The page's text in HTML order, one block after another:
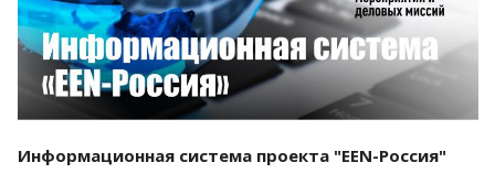
Информационная система проекта "EEN-Россия"